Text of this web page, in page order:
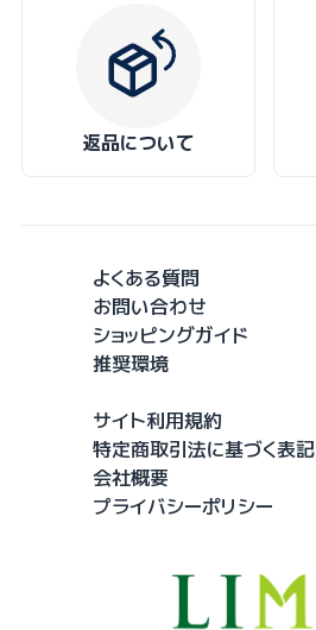
返品について
よくある質問
お問い合わせ
ショッピングガイド
推奨環境
サイト利用規約
特定商取引法に基づく表記
会社概要
プライバシーポリシー